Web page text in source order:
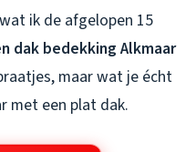
ik de afgelopen 15
dak bedekking Alkmaar
maar wat je écht
met een plat dak.